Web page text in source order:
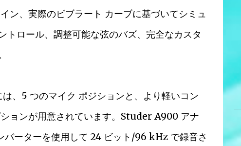
ン、実際のビブラート カーブに基づいてシミュ
トロール、調整可能な弦のバズ、完全なカスタ
、5 つのマイク ポジションと、より軽いコン
ョンが用意されています。Studer A900 アナ
ーターを使用して 24 ビット/96 kHz で録音さ